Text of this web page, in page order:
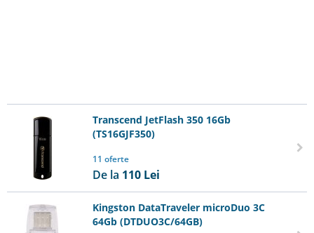
Transcend JetFlash 350 16Gb
(TS16GJF350)
11 oferte
De la 110 Lei
Kingston DataTraveler microDuo 3C
64Gb (DTDUO3C/64GB)